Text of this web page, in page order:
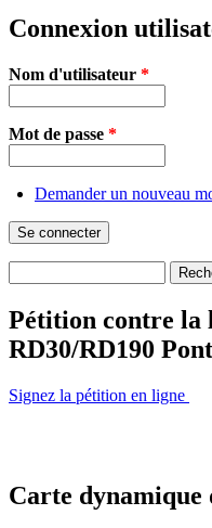
Connexion
Nom d'utilisateur *
Mot de passe *
Demander un nouveau
Pétition contre la
RD30/RD190
Signez la pétition en ligne
Carte